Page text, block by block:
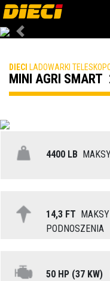
Previous
DIECI LADOWARKI
MINI AGRI SMART
4400 LB
14,3 FT
PODNOSZENIA
50 HP (37 KW)